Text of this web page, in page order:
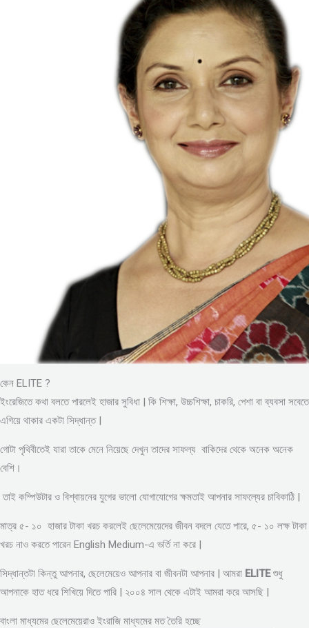
কেন ELITE ?
ইংরেজিতে কথা বলতে পারলেই হাজার সুবিধা | কি শিক্ষা, উচ্চশিক্ষা, চাকরি, পেশা বা ব্যবসা সবেতে
এগিয়ে থাকার একটা সিদ্ধান্ত |
গোটা পৃথিবীতেই যারা তাকে মেনে নিয়েছে দেখুন তাদের সাফল্য বাকিদের থেকে অনেক অনেক
বেশি।
তাই কম্পিউটার ও বিশ্বায়নের যুগের ভালো যোগাযোগের ক্ষমতাই আপনার সাফল্যের চাবিকাঠি |
মাত্র ৫- ১০ হাজার টাকা খরচ করলেই ছেলেমেয়েদের জীবন বদলে যেতে পারে, ৫- ১০ লক্ষ টাকা
খরচ নাও করতে পারেন English Medium-এ ভর্তি না করে |
সিদ্ধান্তটা কিন্তু আপনার, ছেলেমেয়েও আপনার বা জীবনটা আপনার | আমরা ELITEশুধু
আপনাকে হাত ধরে শিখিয়ে দিতে পারি | ২০০৪ সাল থেকে এটাই আমরা করে আসছি |
বাংলা মাধ্যমের ছেলেমেয়েরাও ইংরাজি মাধ্যমের মত তৈরি হচ্ছে